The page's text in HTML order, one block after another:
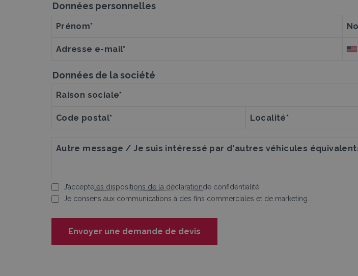
Données personnelles
Données de la société
J’accepte les dispositions de la déclarationde confidentialité.
Je consens aux communications à des fins commerciales et de marketing.
Envoyer une demande de devis